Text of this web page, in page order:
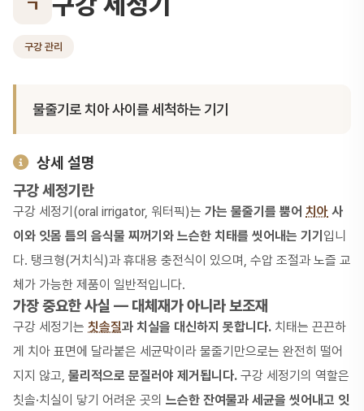
ㄱ
구강 관리
물줄기로 치아 사이를 세척하는 기기
상세 설명
구강 세정기란
구강 세정기(oral irrigator, 워터픽)는 가는 물줄기를 뿜어 치아 사
이와 잇몸 틈의 음식물 찌꺼기와 느슨한 치태를 씻어내는 기기 입니
다. 탱크형(거치식)과 휴대용 충전식이 있으며, 수압 조절과 노즐 교
체가 가능한 제품이 일반적입니다.
가장 중요한 사실 — 대체재가 아니라 보조재
구강 세정기는 칫솔질과 치실을 대신하지 못합니다. 치태는 끈끈하
게 치아 표면에 달라붙은 세균막이라 물줄기만으로는 완전히 떨어
지지 않고, 물리적으로 문질러야 제거됩니다. 구강 세정기의 역할은
칫솔·치실이 닿기 어려운 곳의 느슨한 잔여물과 세균을 씻어내고 잇